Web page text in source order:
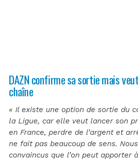
DAZN confirme sa sortie mais
chaîne
« Il existe une option de sortie du
la Ligue, car elle veut lancer son
en France, perdre de l’argent et
ne fait pas beaucoup de sens.
convaincus que l’on peut apporter